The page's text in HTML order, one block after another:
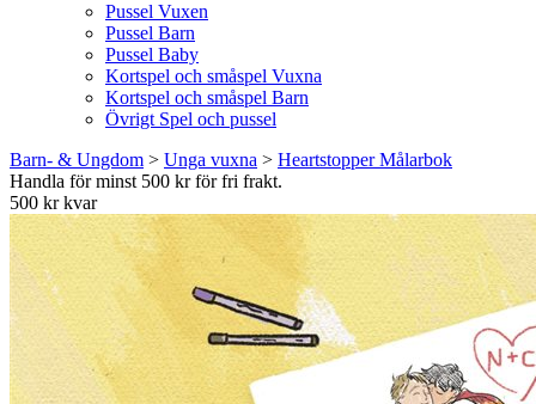
Pussel Vuxen
Pussel Barn
Pussel Baby
Kortspel och småspel Vuxna
Kortspel och småspel Barn
Övrigt Spel och pussel
Barn- & Ungdom > Unga vuxna > Heartstopper Målarbok
Handla för minst 500 kr för fri frakt.
500 kr kvar